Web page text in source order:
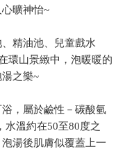
曠神怡~
精油池、兒童戲水
環山景緻中，泡暖暖的
之樂~
，屬於鹼性－碳酸氫
水溫約在50至80度之
湯後肌膚似覆蓋上一